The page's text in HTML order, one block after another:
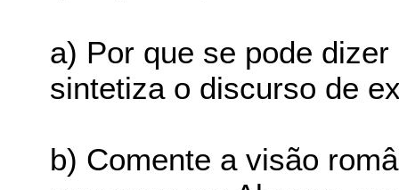
a) Por que se pode
sintetiza o discurso de
b) Comente a visão